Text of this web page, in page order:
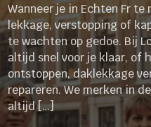
Wanneer je in Echten Fr
lekkage, verstopping of
te wachten op gedoe. Bij
altijd snel voor je klaar, of
ontstoppen, daklekkage
repareren. We merken in
altijd […]